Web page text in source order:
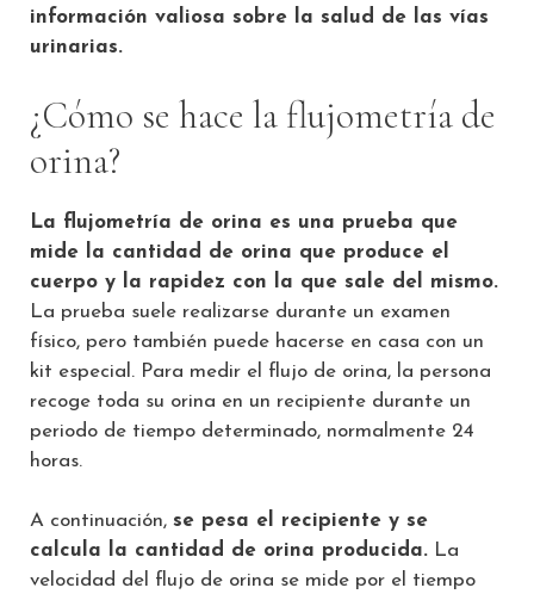
información valiosa sobre la salud de las vías
urinarias.
¿Cómo se hace la flujometría de
orina?
La flujometría de orina es una prueba que
mide la cantidad de orina que produce el
cuerpo y la rapidez con la que sale del mismo.
La prueba suele realizarse durante un examen
físico, pero también puede hacerse en casa con un
kit especial. Para medir el flujo de orina, la persona
recoge toda su orina en un recipiente durante un
periodo de tiempo determinado, normalmente 24
horas.
A continuación, se pesa el recipiente y se
calcula la cantidad de orina producida. La
velocidad del flujo de orina se mide por el tiempo